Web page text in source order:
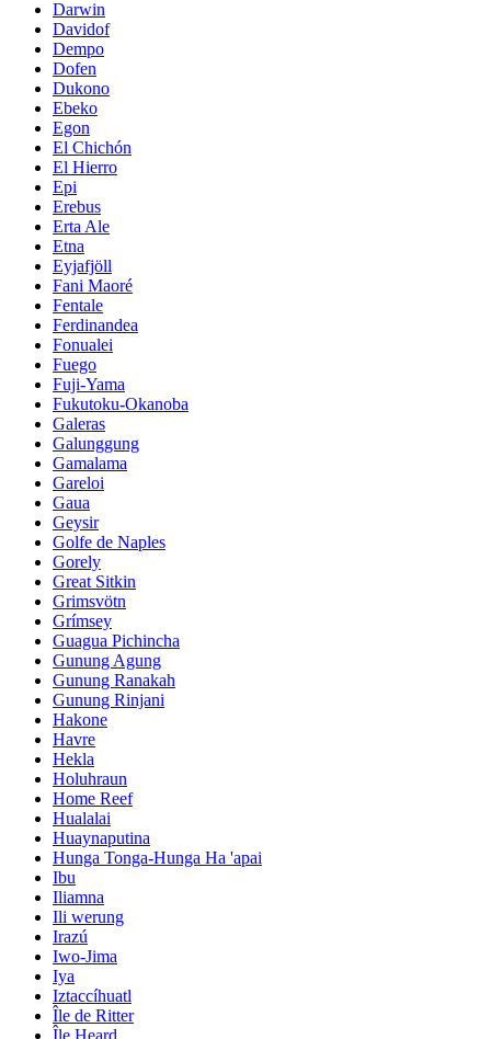
Darwin
Davidof
Dempo
Dofen
Dukono
Ebeko
Egon
El Chichón
El Hierro
Epi
Erebus
Erta Ale
Etna
Eyjafjöll
Fani Maoré
Fentale
Ferdinandea
Fonualei
Fuego
Fuji-Yama
Fukutoku-Okanoba
Galeras
Galunggung
Gamalama
Gareloi
Gaua
Geysir
Golfe de Naples
Gorely
Great Sitkin
Grimsvötn
Grímsey
Guagua Pichincha
Gunung Agung
Gunung Ranakah
Gunung Rinjani
Hakone
Havre
Hekla
Holuhraun
Home Reef
Hualalai
Huaynaputina
Hunga Tonga-Hunga Ha 'apai
Ibu
Iliamna
Ili werung
Irazú
Iwo-Jima
Iya
Iztaccíhuatl
Île de Ritter